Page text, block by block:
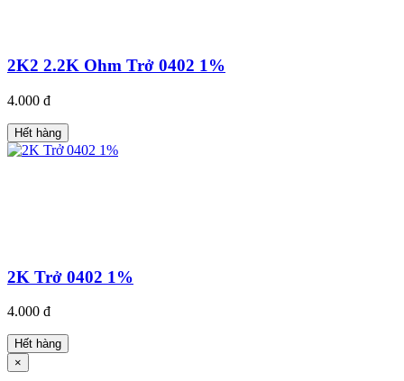
2K2 2.2K Ohm Trở 0402 1%
4.000 đ
Hết hàng
2K Trở 0402 1%
4.000 đ
Hết hàng
×